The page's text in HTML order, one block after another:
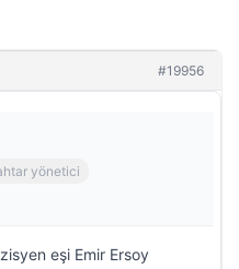
#19956
yönetici
eşi Emir Ersoy